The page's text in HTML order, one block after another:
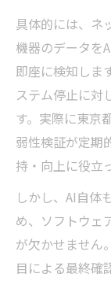
具体的には、ネ
機器のデータを
即座に検知しま
ステム停止に対
す。実際に東京
弱性検証が定期
持・向上に役立
しかし、AI自体
め、ソフトウェ
が欠かせません
目による最終確